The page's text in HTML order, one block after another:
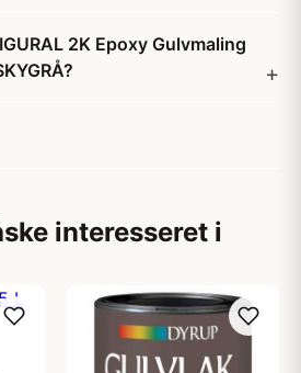
2K Epoxy Gulvmaling
interesseret i